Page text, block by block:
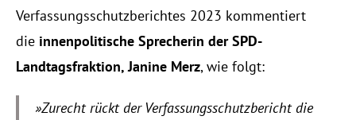
Docs
About
Verfassungsschutzberichtes 2023 kommentiert
die innenpolitische Sprecherin der SPD-
Landtagsfraktion, Janine Merz, wie folgt:
»Zurecht rückt der Verfassungsschutzbericht die